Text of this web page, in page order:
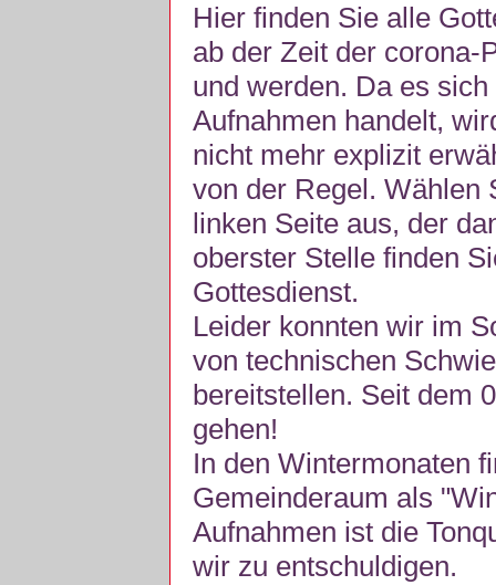
Hier finden Sie alle
ab der Zeit der corona-
und werden. Da es
Aufnahmen handelt,
nicht mehr explizit
von der Regel. Wählen
linken Seite aus, der
oberster Stelle finden
Gottesdienst.
Leider konnten wir im
von technischen
bereitstellen. Seit dem
gehen!
In den Wintermonaten
Gemeinderaum als
Aufnahmen ist die
wir zu entschuldigen.